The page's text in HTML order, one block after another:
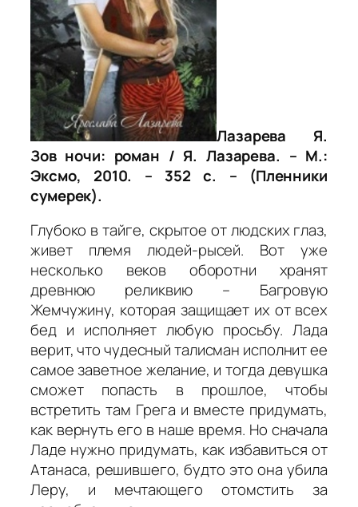
Лазарева Я.
Зов ночи: роман / Я. Лазарева. – М.:
Эксмо, 2010. – 352 с. – (Пленники
сумерек).
Глубоко в тайге, скрытое от людских глаз,
живет племя людей-рысей. Вот уже
несколько веков оборотни хранят
древнюю реликвию – Багровую
Жемчужину, которая защищает их от всех
бед и исполняет любую просьбу. Лада
верит, что чудесный талисман исполнит ее
самое заветное желание, и тогда девушка
сможет попасть в прошлое, чтобы
встретить там Грега и вместе придумать,
как вернуть его в наше время. Но сначала
Ладе нужно придумать, как избавиться от
Атанаса, решившего, будто это она убила
Леру, и мечтающего отомстить за